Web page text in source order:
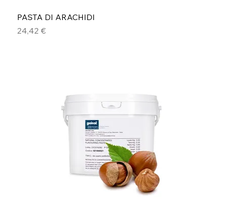
PASTA DI ARACHIDI
Prezzo
24,42 €